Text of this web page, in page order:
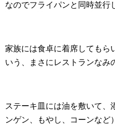
なのでフライパンと同時並行
家族には食卓に着席してもら
いう、まさにレストランなみ
ステーキ皿には油を敷いて、
ンゲン、もやし、コーンなど